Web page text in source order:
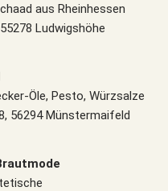
aus Rheinhessen
Ludwigshöhe
Öle, Pesto, Würzsalze
56294 Münstermaifeld